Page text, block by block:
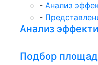
- Анализ
-
Анализ
Подбор